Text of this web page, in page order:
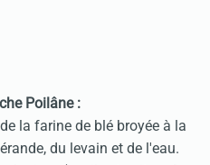
Poilâne :
la farine de blé broyée à la
du levain et de l'eau.